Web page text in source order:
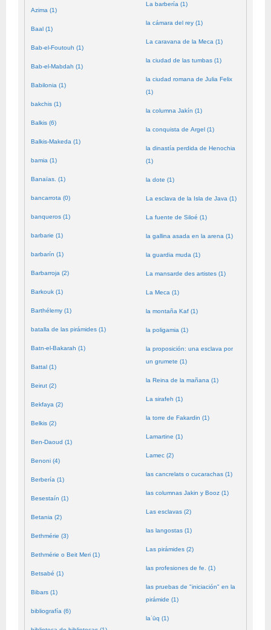
Azima (1)
Baal (1)
Bab-el-Foutouh (1)
Bab-el-Mabdah (1)
Babilonia (1)
bakchis (1)
Balkis (6)
Balkis-Makeda (1)
bamia (1)
Banaïas. (1)
bancarrota (0)
banqueros (1)
barbarie (1)
barbarín (1)
Barbarroja (2)
Barkouk (1)
Barthélemy (1)
batalla de las pirámides (1)
Batn-el-Bakarah (1)
Battal (1)
Beirut (2)
Bekfaya (2)
Belkis (2)
Ben-Daoud (1)
Benoni (4)
Berbería (1)
Besestaín (1)
Betania (2)
Bethmérie (3)
Bethmérie o Beit Meri (1)
Betsabé (1)
Bibars (1)
bibliografía (6)
La barbería (1)
la cámara del rey (1)
La caravana de la Meca (1)
la ciudad de las tumbas (1)
la ciudad romana de Julia Felix
(1)
la columna Jakín (1)
la conquista de Argel (1)
la dinastía perdida de Henochia
(1)
la dote (1)
La esclava de la Isla de Java (1)
La fuente de Siloé (1)
la gallina asada en la arena (1)
la guardia muda (1)
La mansarde des artistes (1)
La Meca (1)
la montaña Kaf (1)
la poligamia (1)
la proposición: una esclava por
un grumete (1)
la Reina de la mañana (1)
La sirafeh (1)
la torre de Fakardin (1)
Lamartine (1)
Lamec (2)
las cancrelats o cucarachas (1)
las columnas Jakin y Booz (1)
Las esclavas (2)
las langostas (1)
Las pirámides (2)
las profesiones de fe. (1)
las pruebas de "iniciación" en la
pirámide (1)
laʿūq (1)